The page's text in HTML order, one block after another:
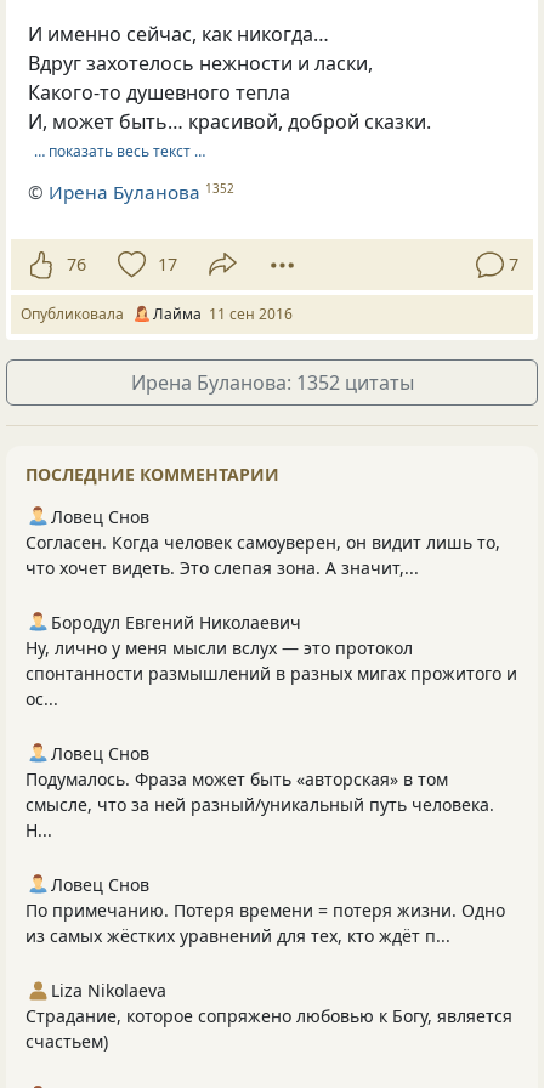
И именно сейчас, как никогда…
Вдруг захотелось нежности и ласки,
Какого-то душевного тепла
И, может быть… красивой, доброй сказки.
… показать весь текст …
© Ирена Буланова 1352
76 17 7
Опубликовала Лайма 11 сен 2016
Ирена Буланова: 1352 цитаты
ПОСЛЕДНИЕ КОММЕНТАРИИ
Ловец Снов
Согласен. Когда человек самоуверен, он видит лишь то,
что хочет видеть. Это слепая зона. А значит,...
Бородул Евгений Николаевич
Ну, лично у меня мысли вслух — это протокол
спонтанности размышлений в разных мигах прожитого и
ос...
Ловец Снов
Подумалось. Фраза может быть «авторская» в том
смысле, что за ней разный/уникальный путь человека.
Н...
Ловец Снов
По примечанию. Потеря времени = потеря жизни. Одно
из самых жёстких уравнений для тех, кто ждёт п...
Liza Nikolaeva
Страдание, которое сопряжено любовью к Богу, является
счастьем)